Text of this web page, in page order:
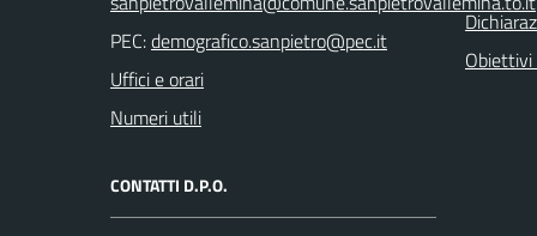
PEC:
Uffici e orari
Numeri utili
CONTATTI D.P.O.
Obiettivi